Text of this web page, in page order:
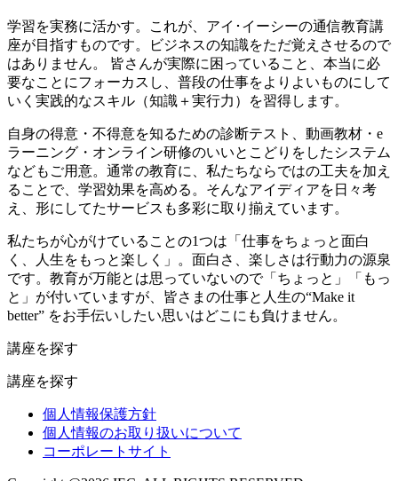
学習を実務に活かす。これが、アイ･イーシーの通信教育講
座が目指すものです。ビジネスの知識をただ覚えさせるので
はありません。 皆さんが実際に困っていること、本当に必
要なことにフォーカスし、普段の仕事をよりよいものにして
いく実践的なスキル（知識＋実行力）を習得します。
自身の得意・不得意を知るための診断テスト、動画教材・e
ラーニング・オンライン研修のいいとこどりをしたシステム
などもご用意。通常の教育に、私たちならではの工夫を加え
ることで、学習効果を高める。そんなアイディアを日々考
え、形にしてたサービスも多彩に取り揃えています。
私たちが心がけていることの1つは「仕事をちょっと面白
く、人生をもっと楽しく」。面白さ、楽しさは行動力の源泉
です。教育が万能とは思っていないので「ちょっと」「もっ
と」が付いていますが、皆さまの仕事と人生の“Make it
better” をお手伝いしたい思いはどこにも負けません。
講座を探す
講座を探す
個人情報保護方針
個人情報のお取り扱いについて
コーポレートサイト